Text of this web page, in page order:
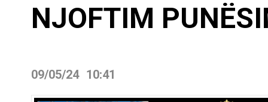
NJOFTIM
09/05/24 10:41